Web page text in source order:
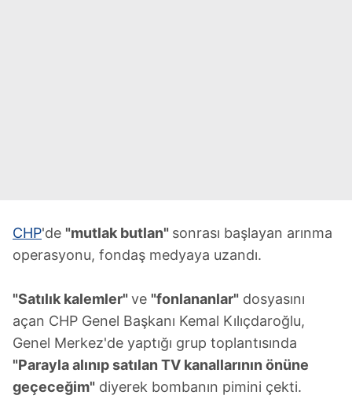
CHP'de "mutlak butlan" sonrası başlayan arınma
operasyonu, fondaş medyaya uzandı.
"Satılık kalemler"ve "fonlananlar" dosyasını
açan CHP Genel Başkanı Kemal Kılıçdaroğlu,
Genel Merkez'de yaptığı grup toplantısında
"Parayla alınıp satılan TV kanallarının önüne
geçeceğim" diyerek bombanın pimini çekti.